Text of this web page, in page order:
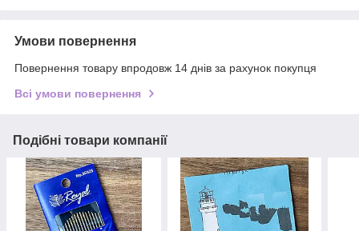
Умови повернення
Повернення товару впродовж 14 днів за рахунок покупця
Всі умови повернення
Подібні товари компанії